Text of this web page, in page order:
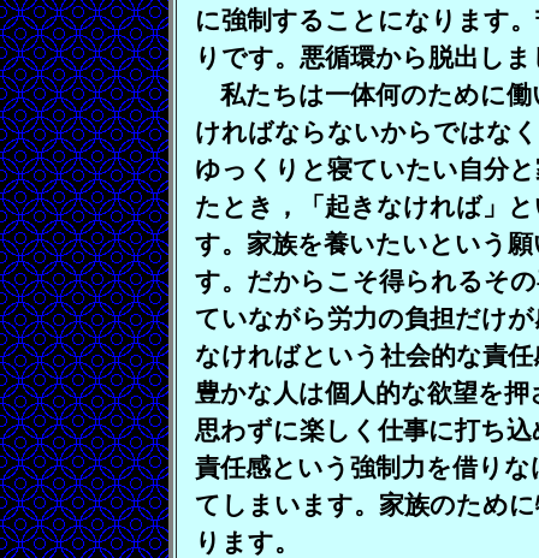
に強制することになります
りです。悪循環から脱出し
私たちは一体何のために
ければならないからではな
ゆっくりと寝ていたい自分
たとき，「起きなければ」
す。家族を養いたいという
す。だからこそ得られるそ
ていながら労力の負担だけ
なければという社会的な責
豊かな人は個人的な欲望を
思わずに楽しく仕事に打ち
責任感という強制力を借り
てしまいます。家族のため
ります。